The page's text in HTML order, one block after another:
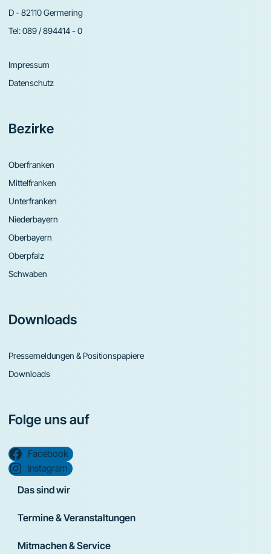
D - 82110 Germering
Tel:089 / 894414 - 0
Impressum
Datenschutz
Bezirke
Oberfranken
Mittelfranken
Unterfranken
Niederbayern
Oberbayern
Oberpfalz
Schwaben
Downloads
Pressemeldungen & Positionspapiere
Downloads
Folge uns auf
Facebook
Instagram
Das sind wir
Termine & Veranstaltungen
Mitmachen & Service